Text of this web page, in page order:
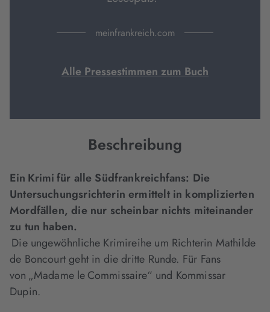
meinfrankreich.com
Alle Pressestimmen zum Buch
Beschreibung
Ein Krimi für alle Südfrankreichfans: Die
Untersuchungsrichterin ermittelt in komplizierten
Mordfällen, die nur scheinbar nichts miteinander
zu tun haben.
Die ungewöhnliche Krimireihe um Richterin Mathilde
de Boncourt geht in die dritte Runde. Für Fans
von „Madame le Commissaire“ und Kommissar
Dupin.